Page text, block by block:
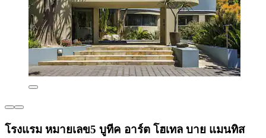
โรงแรม หมายเลข5 บูทีค อาร์ต โฮเทล บาย แมนทิส